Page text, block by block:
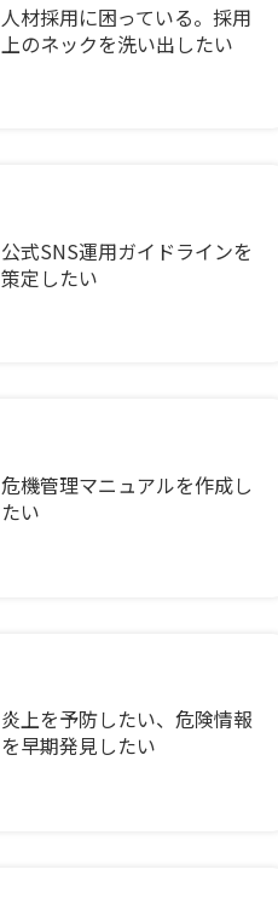
人材採用に困っている。採用
上のネックを洗い出したい
公式SNS運用ガイドラインを
策定したい
危機管理マニュアルを作成し
たい
炎上を予防したい、危険情報
を早期発見したい